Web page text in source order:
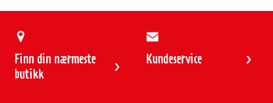
Finn din nærmeste
butikk
Kundeservice